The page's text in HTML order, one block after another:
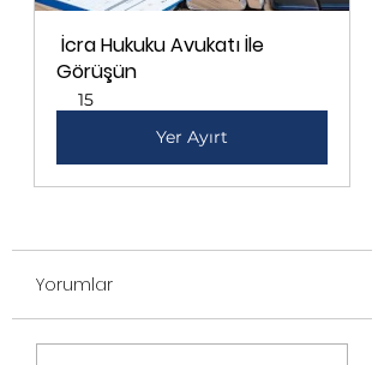
Görüşün
15
Yer Ayırt
Yorumlar